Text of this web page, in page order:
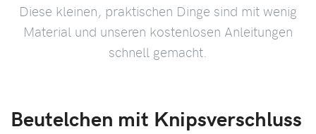
Diese kleinen, praktischen Dinge sind mit wenig
Material und unseren kostenlosen Anleitungen
schnell gemacht.
Beutelchen mit Knipsverschluss